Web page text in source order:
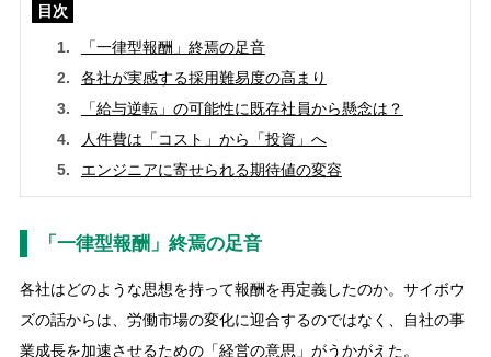
目次
「一律型報酬」終焉の足音
各社が実感する採用難易度の高まり
「給与逆転」の可能性に既存社員から懸念は？
人件費は「コスト」から「投資」へ
エンジニアに寄せられる期待値の変容
「一律型報酬」終焉の足音
各社はどのような思想を持って報酬を再定義したのか。サイボウ
ズの話からは、労働市場の変化に迎合するのではなく、自社の事
業成長を加速させるための「経営の意思」がうかがえた。